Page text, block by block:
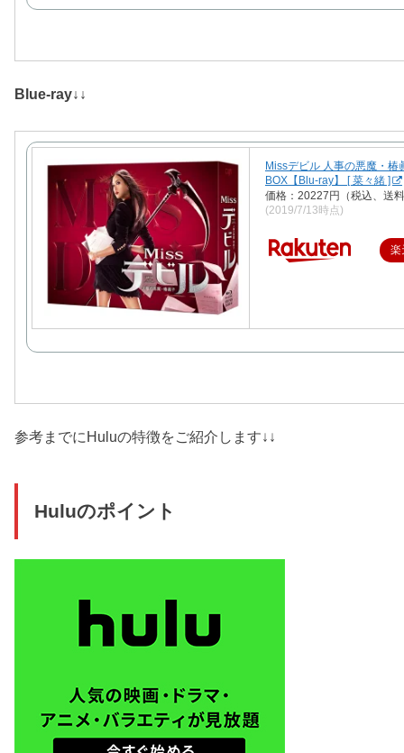
Blue-ray↓↓
Missデビル 人事の悪魔・椿
BOX【Blu-ray】 [ 菜々緒 ]
価格：20227円（税込、送
(2019/7/13時点)
楽
参考までにHuluの特徴をご紹介します↓↓
Huluのポイント